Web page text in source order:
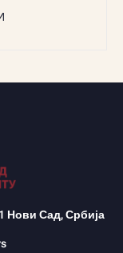
Нови Сад, Србија